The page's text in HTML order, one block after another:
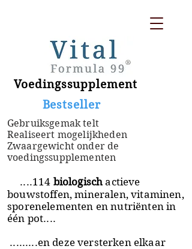
Voedingssupplement
​ Bestseller
Gebruiksgemak telt
Realiseert mogelijkheden
Zwaargewicht onder de
voedingssupplementen
....114 biologischactieve
bouwstoffen, mineralen, vitaminen,
sporenelementen en nutriënten in
één pot....
.........en deze versterken elkaar